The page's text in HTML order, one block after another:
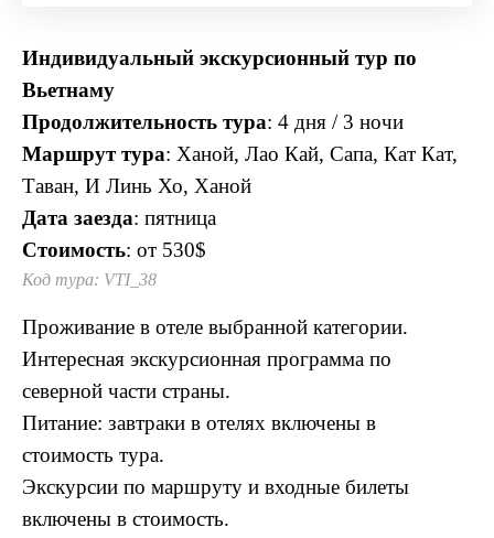
Индивидуальный экскурсионный тур по
Вьетнаму
Продолжительность тура: 4 дня / 3 ночи
Маршрут тура: Ханой, Лао Кай, Сапа, Кат Кат,
Таван, И Линь Хо, Ханой
Дата заезда: пятница
Стоимость: от 530$
Код тура: VTI_38
Проживание в отеле выбранной категории.
Интересная экскурсионная программа по
северной части страны.
Питание: завтраки в отелях включены в
стоимость тура.
Экскурсии по маршруту и входные билеты
включены в стоимость.